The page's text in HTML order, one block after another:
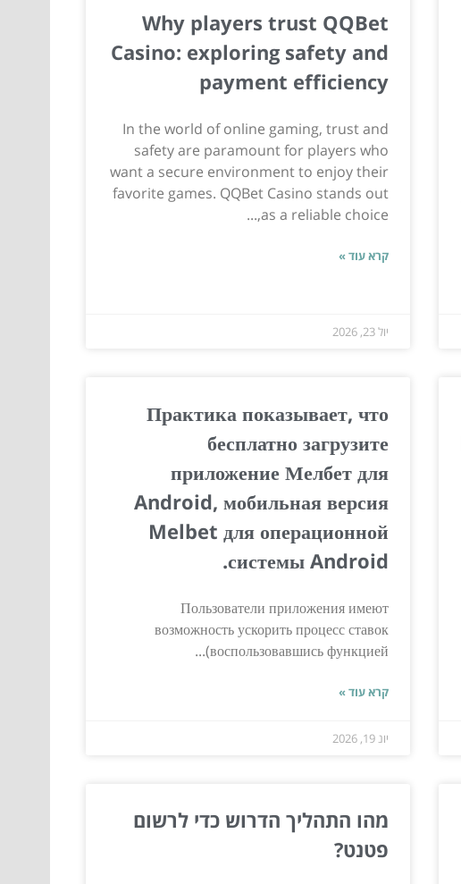
Why players trust QQBet
Casino: exploring safety and
payment efficiency
In the world of online gaming, trust and
safety are paramount for players who
want a secure environment to enjoy their
favorite games. QQBet Casino stands out
as a reliable choice,...
קרא עוד »
יול 23, 2026
Практика показывает, что
бесплатно загрузите
приложение Мелбет для
Android, мобильная версия
Melbet для операционной
системы Android.
Пользователи приложения имеют
возможность ускорить процесс ставок
(воспользовавшись функцией...
קרא עוד »
יונ 19, 2026
מהו התהליך הדרוש כדי לרשום
פטנט?